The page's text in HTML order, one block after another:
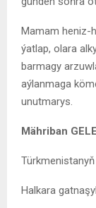
Mamam heniz-
ýatlap, olara
barmagy
aýlanmaga
unutmarys.
Mähriban
Halkara